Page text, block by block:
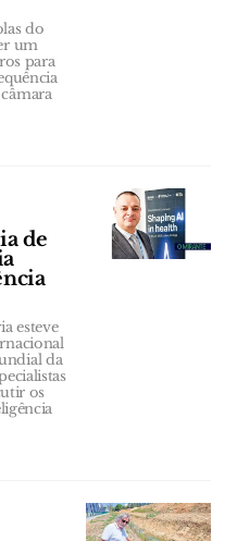
do
um
para
de
esteve
da
os